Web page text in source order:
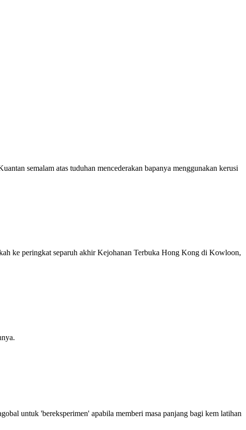
semalam atas tuduhan mencederakan bapanya menggunakan kerusi
ke peringkat separuh akhir Kejohanan Terbuka Hong Kong di Kowloon,
untuk 'bereksperimen' apabila memberi masa panjang bagi kem latihan